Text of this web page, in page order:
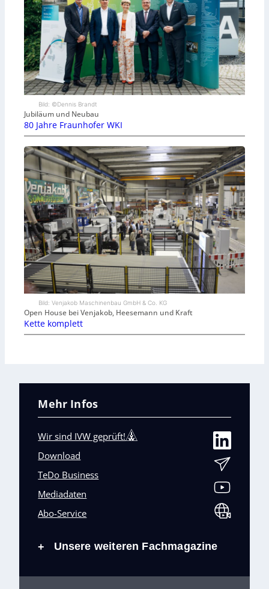
Bild: ©Dennis Brandt
Jubiläum und Neubau
80 Jahre Fraunhofer WKI
Bild: Venjakob Maschinenbau GmbH & Co. KG
Open House bei Venjakob, Heesemann und Kraft
Kette komplett
Mehr Infos
Wir sind IVW geprüft!
Download
TeDo Business
Mediadaten
Abo-Service
+ Unsere weiteren Fachmagazine